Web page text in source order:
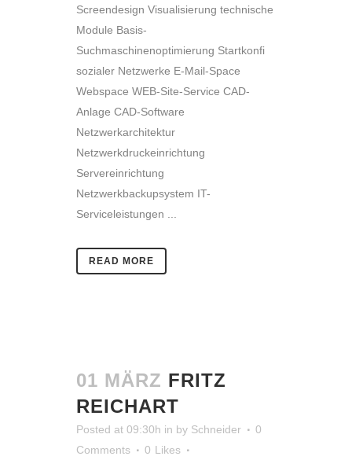
Screendesign Visualisierung technische
Module Basis-
Suchmaschinenoptimierung Startkonfi
sozialer Netzwerke E-Mail-Space
Webspace WEB-Site-Service CAD-
Anlage CAD-Software
Netzwerkarchitektur
Netzwerkdruckeinrichtung
Servereinrichtung
Netzwerkbackupsystem IT-
Serviceleistungen ...
READ MORE
01 MÄRZ FRITZ
REICHART
Posted at 09:30h in by Schneider
0
Comments
0 Likes